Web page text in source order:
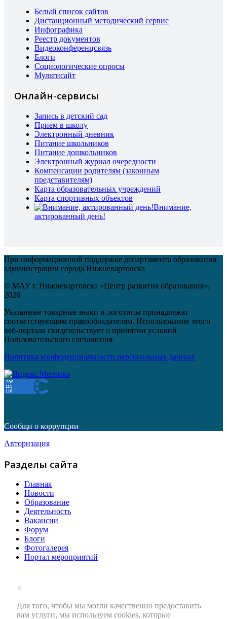
Белый список сайтов
Дистанционный методический сервис
Инфографика
Реестр документов
Видеоконференцсвязь
Блоги
Социологические опросы
Мультисайт
Онлайн-сервисы
Запись в детский сад
Прием в школу
Электронный дневник
Питание школьников
Питание дошкольников
Электронный журнал очередности
Компенсации родителям (законным
представителям)
Карта образовательных учреждений
Карта спортивных объектов
Внимание,
актированный день!
При информационной поддержке департамента образования
администрации города Нижневартовска
© МАУ г. Нижневартовска «Центр развития образования»,
2026
Указанные товарные знаки и логотипы принадлежат
соответствующим правообладателям. Использование этого
веб-портала свидетельствует о принятии условий
Пользовательского соглашения.
Политика конфиденциальности персональных данных
Сообщи о коррупции
Авторизация
Разделы сайта
Главная
Новости
Образование
Деятельность
Вакансии
Форум
Блоги
Фотогалерея
Портал мероприятий
×
Для того, чтобы мы могли качественно предоставить
вам услуги, мы используем cookies, которые